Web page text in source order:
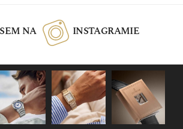
NA INSTAGRAMIE